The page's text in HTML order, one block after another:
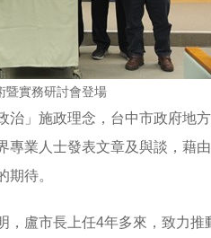
暨實務研討會登場
治」施政理念，台中市政府地
專業人士發表文章及與談，藉
期待。
，盧市長上任4年多來，致力